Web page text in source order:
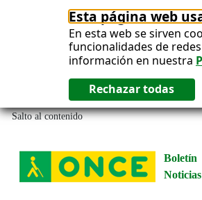
Esta página web
En esta web se sirven
funcionalidades de
información en nuestra
Salto al contenido
Boletín